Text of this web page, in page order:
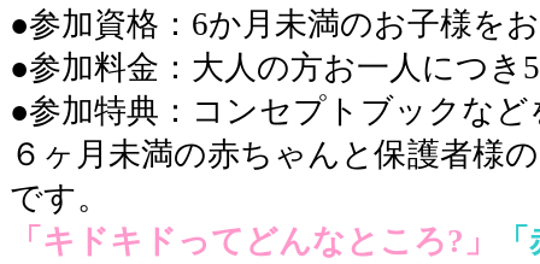
●参加資格：6か月未満のお子様を
●参加料金：大人の方お一人につき
●参加特典：コンセプトブックな
６ヶ月未満の赤ちゃんと保護者様
です。
「キドキドってどんなところ?」